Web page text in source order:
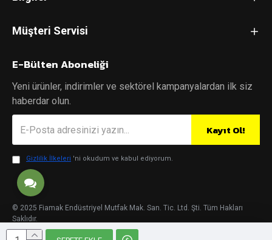
Müşteri Servisi
E-Bülten Aboneliği
Yeni ürünler, indirimler ve sektörel kampanyalardan ilk siz
haberdar olun.
Kayıt Ol!
Gizlilik İlkeleri 'ni okudum ve kabul ediyorum.
© 2025 Fiamak Endüstriyel Mutfak Mak. San. Tic. Ltd. Şti. Tüm Hakları
Saklıdır.